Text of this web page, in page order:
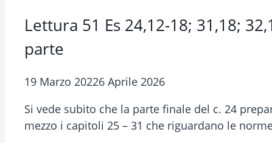
Lettura 51 Es 24,12-18; 31,18;
parte
19 Marzo 20226 Aprile 2026
Si vede subito che la parte finale del c. 24
mezzo i capitoli 25 – 31 che riguardano le